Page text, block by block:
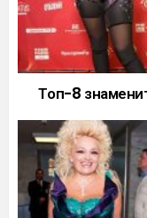
Топ-8